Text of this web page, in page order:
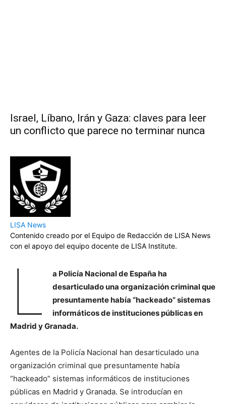
Israel, Líbano, Irán y Gaza: claves para leer
un conflicto que parece no terminar nunca
LISA News
Contenido creado por el Equipo de Redacción de LISA News
con el apoyo del equipo docente de LISA Institute.
L
a Policía Nacional de España ha
desarticulado una organización criminal que
presuntamente había “hackeado” sistemas
informáticos de instituciones públicas en
Madrid y Granada.
Agentes de la Policía Nacional han desarticulado una
organización criminal que presuntamente había
“hackeado” sistemas informáticos de instituciones
públicas en Madrid y Granada. Se introducían en